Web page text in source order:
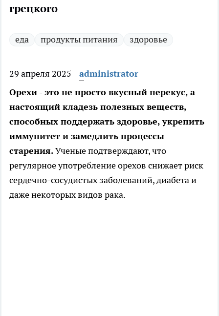
грецкого
еда продукты питания здоровье
29 апреля 2025
administrator
Орехи - это не просто вкусный перекус, а
настоящий кладезь полезных веществ,
способных поддержать здоровье, укрепить
иммунитет и замедлить процессы
старения.Ученые подтверждают, что
регулярное употребление орехов снижает риск
сердечно-сосудистых заболеваний, диабета и
даже некоторых видов рака.